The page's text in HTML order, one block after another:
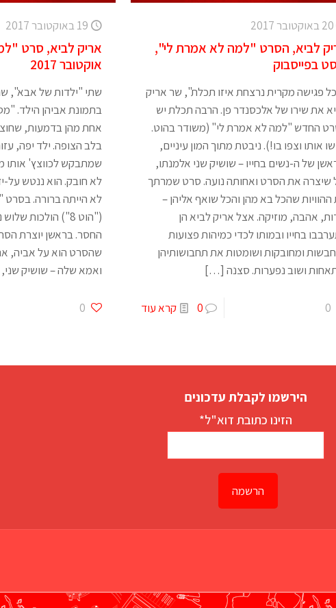
20 באוקטובר 2017
לביא, הסרט "למה לא אמרת לי",
בפייסבוק
פגישה מקרית נרצחת איזו תכלת", שר אריק
את שירו של אלכסנדר פן. הרבה תכלת יש
החדש "למה לא אמרת לי" (משודר בהוט.
אותו וצפו בו!). ניבטת מתוך המון עיניים,
של ה-נשים בחייו – שושיק שני אלמנתו,
שיצרה את הסרט ואחותה נועה. סרט שמרתך
שהכל בא מהן והכל שואף אליהן –
אהבה, מוזיקה. אצל אריק לביא הן
בחייו ובמותו לכדי כמיהות פצועות
ומחובקות ושומטות את תחבושותיהן
ושוב נפערות. סצנה […]
0
0 קרא עוד
19 באוקטובר 2017
אריק לביא, סרט
אוקטובר 2017
שתי "ילדות של אבא",
בתמונת אביהן הילד.
אחת מהן בדמעות,
בלב הצופה. ילד יפה,
שמתבקש לכווצץ' אותו
לא חובק. הוא ננטש על-
לא הייתה ברורה.
("הוט 8") הולכות
החסר. בראשן יוצרת
שהסרט הוא על אביה,
ואמא שלה – שושיק שני,
0
הירשמו לקבלת עדכונים
הזינו כתובת דוא"ל*